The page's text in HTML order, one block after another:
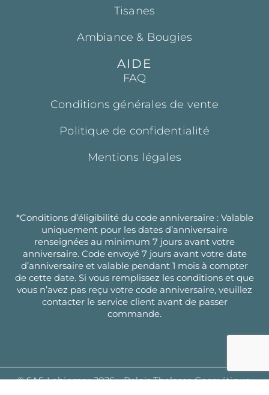
Tisanes
Ambiance & Bougies
AIDE
FAQ
Conditions générales de vente
Politique de confidentialité
Mentions légales
*Conditions d’éligibilité du code anniversaire : Valable
uniquement pour les dates d’anniversaire
renseignées au minimum 7 jours avant votre
anniversaire. Code envoyé 7 jours avant votre date
d’anniversaire et valable pendant 1 mois à compter
de cette date. Si vous remplissez les conditions et que
vous n’avez pas reçu votre code anniversaire, veuillez
contacter le service client avant de passer
commande.
© SAS Labiomer 2026 - Relais Thalasso Cosmétique,